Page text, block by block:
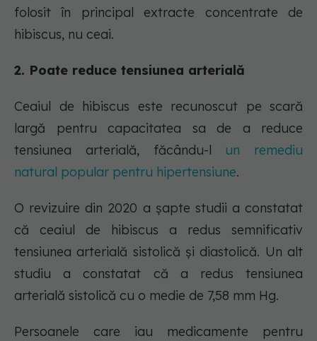
folosit în principal extracte concentrate de
hibiscus, nu ceai.
2. Poate reduce tensiunea arterială
Ceaiul de hibiscus este recunoscut pe scară
largă pentru capacitatea sa de a reduce
tensiunea arterială, făcându-l un remediu
natural popular pentru hipertensiune.
O revizuire din 2020 a șapte studii a constatat
că ceaiul de hibiscus a redus semnificativ
tensiunea arterială sistolică și diastolică. Un alt
studiu a constatat că a redus tensiunea
arterială sistolică cu o medie de 7,58 mm Hg.
Persoanele care iau medicamente pentru